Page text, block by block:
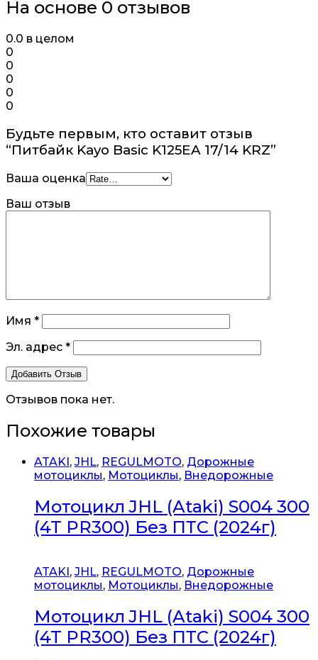
На основе 0 отзывов
0.0 в целом
0
0
0
0
0
Будьте первым, кто оставит отзыв
“Питбайк Kayo Basic K125EA 17/14 KRZ”
Ваша оценка
Ваш отзыв
Имя *
Эл. адрес *
Отзывов пока нет.
Похожие товары
ATAKI, JHL, REGULMOTO, Дорожные
мотоциклы, Мотоциклы, Внедорожные
Мотоцикл JHL (Ataki) S004 300
(4T PR300) Без ПТС (2024г)
ATAKI, JHL, REGULMOTO, Дорожные
мотоциклы, Мотоциклы, Внедорожные
Мотоцикл JHL (Ataki) S004 300
(4T PR300) Без ПТС (2024г)